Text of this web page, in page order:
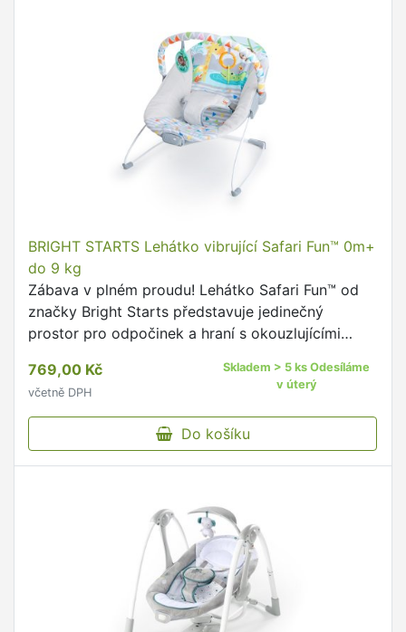
BRIGHT STARTS Lehátko vibrující Safari Fun™ 0m+
do 9 kg
Zábava v plném proudu! Lehátko Safari Fun™ od
značky Bright Starts představuje jedinečný
prostor pro odpočinek a hraní s okouzlujícími
769,00 Kč
včetně DPH
Skladem > 5 ks Odesíláme
v úterý
Do košíku